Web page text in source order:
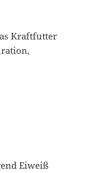
Kraftfutter
Eiweiß